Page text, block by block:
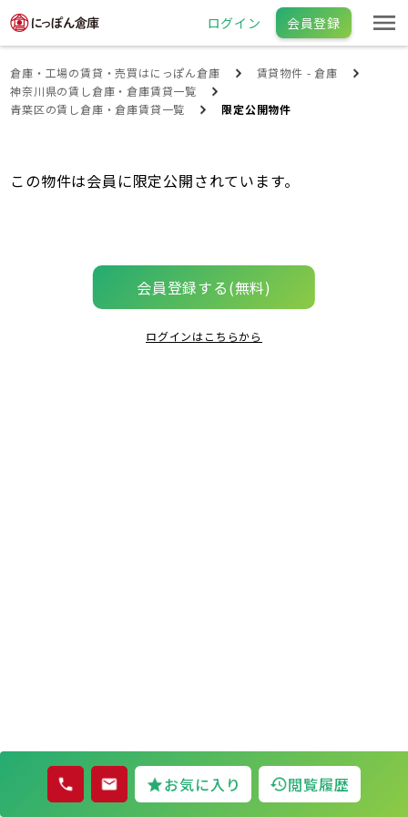
ログイン 会員登録
倉庫・工場の賃貸・売買はにっぽん倉庫
賃貸物件 - 倉庫
神奈川県の賃し倉庫・倉庫賃貸一覧
青葉区の賃し倉庫・倉庫賃貸一覧
限定公開物件
お気に入り 閲覧履歴
この物件は会員に限定公開されています。
会員登録する(無料)
ログインはこちらから